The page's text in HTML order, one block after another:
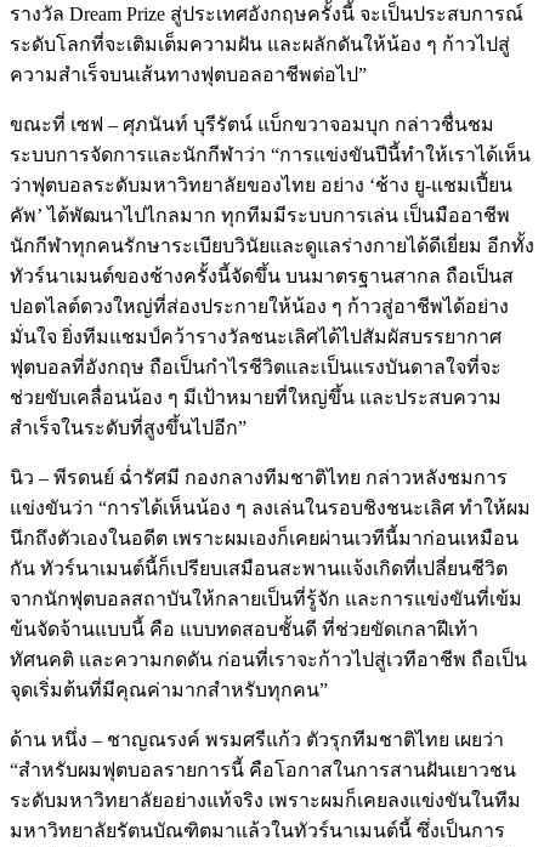
รางวัล Dream Prize สู่ประเทศอังกฤษครั้งนี้ จะเป็นประสบการณ์
ระดับโลกที่จะเติมเต็มความฝัน และผลักดันให้น้อง ๆ ก้าวไปสู่
ความสำเร็จบนเส้นทางฟุตบอลอาชีพต่อไป”
ขณะที่ เซฟ – ศุภนันท์ บุรีรัตน์ แบ็กขวาจอมบุก กล่าวชื่นชม
ระบบการจัดการและนักกีฬาว่า “การแข่งขันปีนี้ทำให้เราได้เห็น
ว่าฟุตบอลระดับมหาวิทยาลัยของไทย อย่าง ‘ช้าง ยู-แชมเปี้ยน
คัพ’ ได้พัฒนาไปไกลมาก ทุกทีมมีระบบการเล่น เป็นมืออาชีพ
นักกีฬาทุกคนรักษาระเบียบวินัยและดูแลร่างกายได้ดีเยี่ยม อีกทั้ง
ทัวร์นาเมนต์ของช้างครั้งนี้จัดขึ้น บนมาตรฐานสากล ถือเป็นส
ปอตไลต์ดวงใหญ่ที่ส่องประกายให้น้อง ๆ ก้าวสู่อาชีพได้อย่าง
มั่นใจ ยิ่งทีมแชมป์คว้ารางวัลชนะเลิศได้ไปสัมผัสบรรยากาศ
ฟุตบอลที่อังกฤษ ถือเป็นกำไรชีวิตและเป็นแรงบันดาลใจที่จะ
ช่วยขับเคลื่อนน้อง ๆ มีเป้าหมายที่ใหญ่ขึ้น และประสบความ
สำเร็จในระดับที่สูงขึ้นไปอีก”
นิว – พีรดนย์ ฉ่ำรัศมี กองกลางทีมชาติไทย กล่าวหลังชมการ
แข่งขันว่า “การได้เห็นน้อง ๆ ลงเล่นในรอบชิงชนะเลิศ ทำให้ผม
นึกถึงตัวเองในอดีต เพราะผมเองก็เคยผ่านเวทีนี้มาก่อนเหมือน
กัน ทัวร์นาเมนต์นี้ก็เปรียบเสมือนสะพานแจ้งเกิดที่เปลี่ยนชีวิต
จากนักฟุตบอลสถาบันให้กลายเป็นที่รู้จัก และการแข่งขันที่เข้ม
ข้นจัดจ้านแบบนี้ คือ แบบทดสอบชั้นดี ที่ช่วยขัดเกลาฝีเท้า
ทัศนคติ และความกดดัน ก่อนที่เราจะก้าวไปสู่เวทีอาชีพ ถือเป็น
จุดเริ่มต้นที่มีคุณค่ามากสำหรับทุกคน”
ด้าน หนึ่ง – ชาญณรงค์ พรมศรีแก้ว ตัวรุกทีมชาติไทย เผยว่า
“สำหรับผมฟุตบอลรายการนี้ คือโอกาสในการสานฝันเยาวชน
ระดับมหาวิทยาลัยอย่างแท้จริง เพราะผมก็เคยลงแข่งขันในทีม
มหาวิทยาลัยรัตนบัณฑิตมาแล้วในทัวร์นาเมนต์นี้ ซึ่งเป็นการ